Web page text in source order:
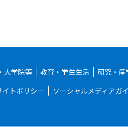
大学院等 教育・学生生活 研究・産
イトポリシー ソーシャルメディアガ